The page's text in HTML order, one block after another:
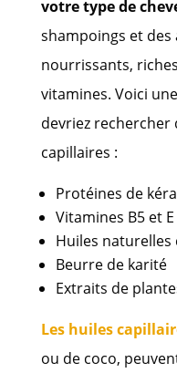
votre type de
shampoings et
nourrissants,
vitamines. Voici
devriez
capillaires :
Protéines de
Vitamines B5 et E
Huiles naturelles
Beurre de karité
Extraits de
Les huiles
ou de coco,